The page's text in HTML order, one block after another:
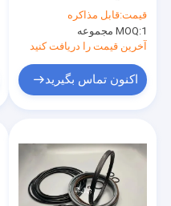
محصولات
نمایش VR
برای شکن SB-81
قیمت:قابل مذاکره
MOQ:1 مجموعه
آخرین قیمت را دریافت کنید
اکنون تماس بگیرید